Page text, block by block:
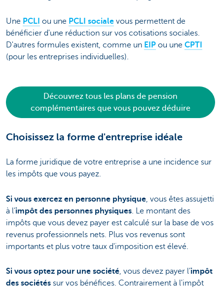
Une PCLI ou une PCLI sociale vous permettent de
bénéficier d'une réduction sur vos cotisations sociales.
D'autres formules existent, comme un EIP ou une CPTI
(pour les entreprises individuelles).
Découvrez tous les plans de pension
complémentaires que vous pouvez déduire
Choisissez la forme d'entreprise idéale
La forme juridique de votre entreprise a une incidence sur
les impôts que vous payez.
Si vous exercez en personne physique , vous êtes assujetti
à l’impôt des personnes physiques . Le montant des
impôts que vous devez payer est calculé sur la base de vos
revenus professionnels nets. Plus vos revenus sont
importants et plus votre taux d'imposition est élevé.
Si vous optez pour une société, vous devez payer l’impôt
des sociétés sur vos bénéfices. Contrairement à l'impôt